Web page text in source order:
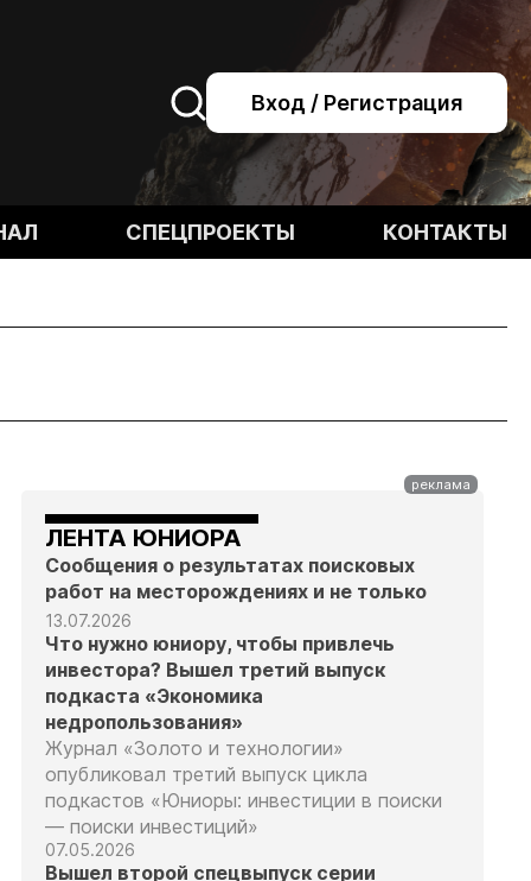
Вход / Регистрация
СПЕЦПРОЕКТЫ КОНТАКТЫ
ЛЕНТА ЮНИОРА
Сообщения о результатах поисковых
работ на месторождениях и не только
13.07.2026
Что нужно юниору, чтобы привлечь
инвестора? Вышел третий выпуск
подкаста «Экономика
недропользования»
Журнал «Золото и технологии»
опубликовал третий выпуск цикла
подкастов «Юниоры: инвестиции в поиски
— поиски инвестиций»
07.05.2026
Вышел второй спецвыпуск серии